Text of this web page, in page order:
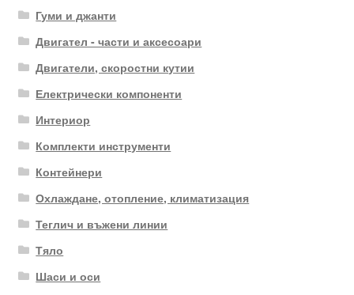
Гуми и джанти
Двигател - части и аксесоари
Двигатели, скоростни кутии
Електрически компоненти
Интериор
Комплекти инструменти
Контейнери
Охлаждане, отопление, климатизация
Теглич и въжени линии
Тяло
Шаси и оси